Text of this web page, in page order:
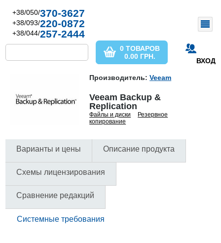
+38/050/370-3627
+38/093/220-0872
+38/044/257-2444
ВХОД
0 ТОВАРОВ
0.00 ГРН.
Производитель:Veeam
Veeam Backup &
Replication
Файлы и диски
Резервное
копирование
Варианты и цены Описание продукта
Схемы лицензирования
Сравнение редакций
Системные требования